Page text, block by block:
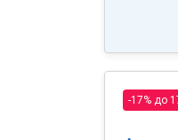
-17% до